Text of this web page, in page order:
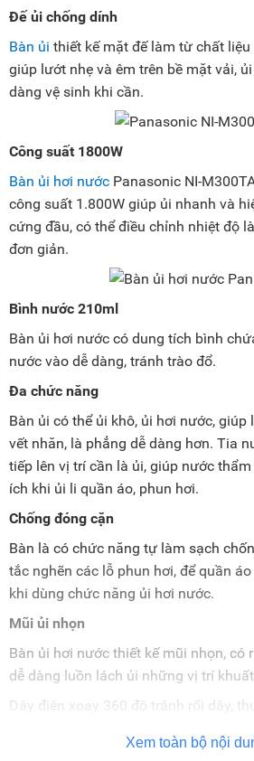
Đế ủi chống dính
Bàn ủi thiết kế mặt đế làm từ chất
giúp lướt nhẹ và êm trên bề mặt vải,
dàng vệ sinh khi cần.
Công suất 1800W
Bàn ủi hơi nước Panasonic NI-
công suất 1.800W giúp ủi nhanh và
cứng đầu, có thể điều chỉnh nhiệt độ
đơn giản.
Bình nước 210ml
Bàn ủi hơi nước có dung tích bình
nước vào dễ dàng, tránh trào đổ.
Đa chức năng
Bàn ủi có thể ủi khô, ủi hơi nước,
vết nhăn, là phẳng dễ dàng hơn. Tia
tiếp lên vị trí cần là ủi, giúp nước
ích khi ủi li quần áo, phun hơi.
Chống đóng cặn
Bàn là có chức năng tự làm sạch
tắc nghẽn các lỗ phun hơi, để quần
khi dùng chức năng ủi hơi nước.
Mũi ủi nhọn
Bàn ủi hơi nước thiết kế mũi nhọn, có
dễ dàng luồn lách ủi những vị trí
Dây điện xoay 360 độ tránh rối dây,
đảm bảo an toàn khi sử dụng.
Xem toàn bộ nội